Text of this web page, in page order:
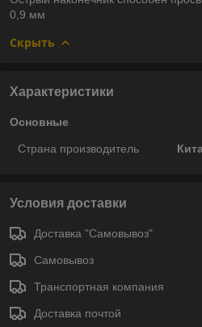
0,9 мм
Скрыть
Характеристики
Основные
Страна производитель
Условия доставки
Доставка "Самовывоз"
Самовывоз
Транспортная компания
Доставка почтой